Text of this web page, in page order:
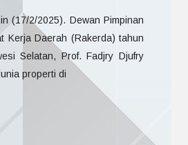
(17/2/2025). Dewan Pimpinan
Kerja Daerah (Rakerda) tahun
Selatan, Prof. Fadjry Djufry
properti di